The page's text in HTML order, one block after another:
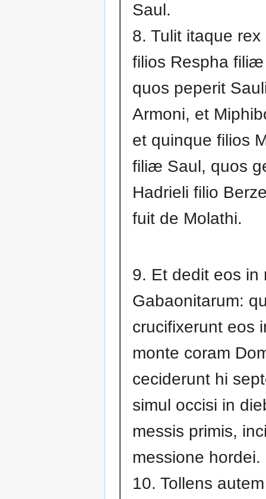
Saul.
8. Tulit itaque rex
filios Respha filiæ
quos peperit
Armoni, et
et quinque filios
filiæ Saul, quos
Hadrieli filio
fuit de Molathi.
9. Et dedit eos in
Gabaonitarum:
crucifixerunt eos
monte coram
ceciderunt hi
simul occisi in
messis primis,
messione hordei.
10. Tollens autem